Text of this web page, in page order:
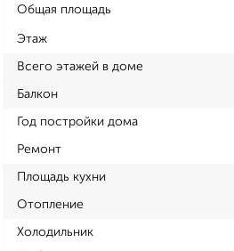
Общая площадь
Этаж
Всего этажей в доме
Балкон
Год постройки дома
Ремонт
Площадь кухни
Отопление
Холодильник